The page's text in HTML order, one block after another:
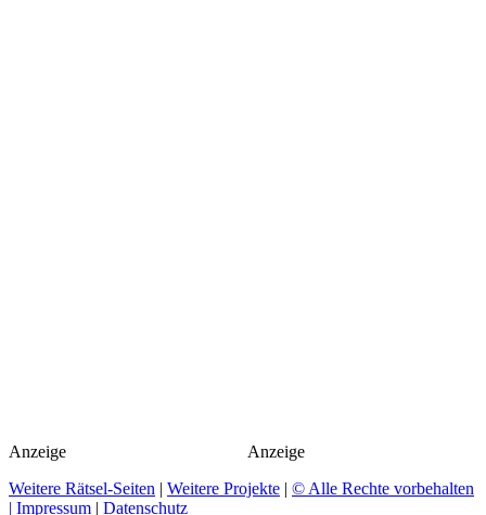
Anzeige
Anzeige
Weitere Rätsel-Seiten | Weitere Projekte | © Alle Rechte vorbehalten
| Impressum | Datenschutz